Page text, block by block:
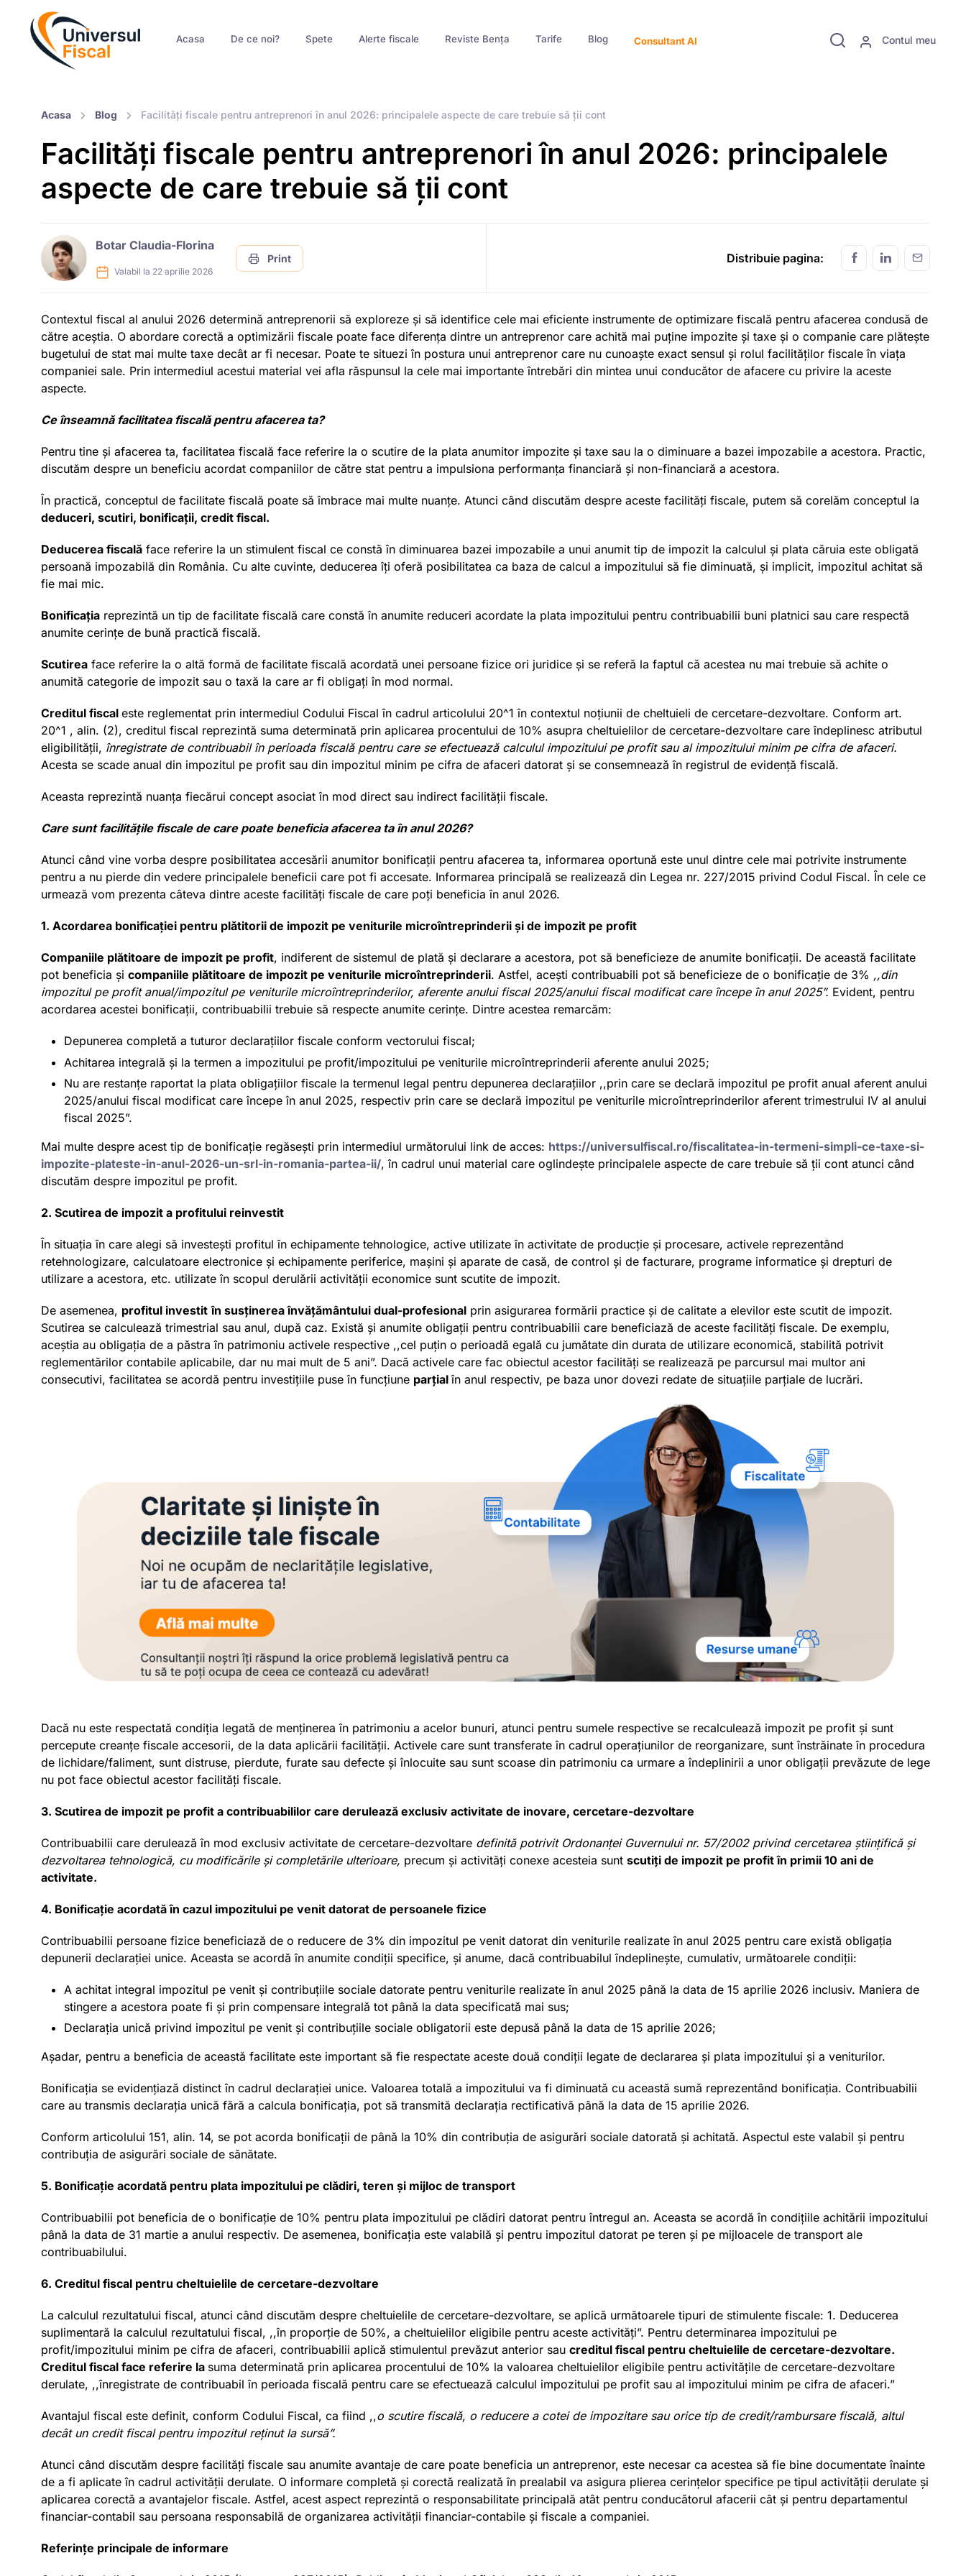
Contul meu
Acasa De ce noi? Spete Alerte fiscale Reviste Bența Tarife Blog Consultant AI
Acasa Blog Facilități fiscale pentru antreprenori în anul 2026: principalele aspecte de care trebuie să ții cont
Facilități fiscale pentru antreprenori în anul 2026: principalele
aspecte de care trebuie să ții cont
Botar Claudia-Florina
Valabil la 22 aprilie 2026
Print Distribuie pagina:
Contextul fiscal al anului 2026 determină antreprenorii să exploreze și să identifice cele mai eficiente instrumente de optimizare fiscală pentru afacerea condusă de
către aceștia. O abordare corectă a optimizării fiscale poate face diferența dintre un antreprenor care achită mai puține impozite și taxe și o companie care plătește
bugetului de stat mai multe taxe decât ar fi necesar. Poate te situezi în postura unui antreprenor care nu cunoaște exact sensul și rolul facilităților fiscale în viața
companiei sale. Prin intermediul acestui material vei afla răspunsul la cele mai importante întrebări din mintea unui conducător de afacere cu privire la aceste
aspecte.
Ce înseamnă facilitatea fiscală pentru afacerea ta?
Pentru tine și afacerea ta, facilitatea fiscală face referire la o scutire de la plata anumitor impozite și taxe sau la o diminuare a bazei impozabile a acestora. Practic,
discutăm despre un beneficiu acordat companiilor de către stat pentru a impulsiona performanța financiară și non-financiară a acestora.
În practică, conceptul de facilitate fiscală poate să îmbrace mai multe nuanțe. Atunci când discutăm despre aceste facilități fiscale, putem să corelăm conceptul la
deduceri, scutiri, bonificații, credit fiscal.
Deducerea fiscală face referire la un stimulent fiscal ce constă în diminuarea bazei impozabile a unui anumit tip de impozit la calculul și plata căruia este obligată
persoană impozabilă din România. Cu alte cuvinte, deducerea îți oferă posibilitatea ca baza de calcul a impozitului să fie diminuată, și implicit, impozitul achitat să
fie mai mic.
Bonificația reprezintă un tip de facilitate fiscală care constă în anumite reduceri acordate la plata impozitului pentru contribuabilii buni platnici sau care respectă
anumite cerințe de bună practică fiscală.
Scutirea face referire la o altă formă de facilitate fiscală acordată unei persoane fizice ori juridice și se referă la faptul că acestea nu mai trebuie să achite o
anumită categorie de impozit sau o taxă la care ar fi obligați în mod normal.
Creditul fiscal este reglementat prin intermediul Codului Fiscal în cadrul articolului 20^1 în contextul noțiunii de cheltuieli de cercetare-dezvoltare. Conform art.
20^1 , alin. (2), creditul fiscal reprezintă suma determinată prin aplicarea procentului de 10% asupra cheltuielilor de cercetare-dezvoltare care îndeplinesc atributul
eligibilității, înregistrate de contribuabil în perioada fiscală pentru care se efectuează calculul impozitului pe profit sau al impozitului minim pe cifra de afaceri.
Acesta se scade anual din impozitul pe profit sau din impozitul minim pe cifra de afaceri datorat și se consemnează în registrul de evidență fiscală.
Aceasta reprezintă nuanța fiecărui concept asociat în mod direct sau indirect facilității fiscale.
Care sunt facilitățile fiscale de care poate beneficia afacerea ta în anul 2026?
Atunci când vine vorba despre posibilitatea accesării anumitor bonificații pentru afacerea ta, informarea oportună este unul dintre cele mai potrivite instrumente
pentru a nu pierde din vedere principalele beneficii care pot fi accesate. Informarea principală se realizează din Legea nr. 227/2015 privind Codul Fiscal. În cele ce
urmează vom prezenta câteva dintre aceste facilități fiscale de care poți beneficia în anul 2026.
1. Acordarea bonificației pentru plătitorii de impozit pe veniturile microîntreprinderii și de impozit pe profit
Companiile plătitoare de impozit pe profit, indiferent de sistemul de plată și declarare a acestora, pot să beneficieze de anumite bonificații. De această facilitate
pot beneficia și companiile plătitoare de impozit pe veniturile microîntreprinderii. Astfel, acești contribuabili pot să beneficieze de o bonificație de 3% ,,din
impozitul pe profit anual/impozitul pe veniturile microîntreprinderilor, aferente anului fiscal 2025/anului fiscal modificat care începe în anul 2025”. Evident, pentru
acordarea acestei bonificații, contribuabilii trebuie să respecte anumite cerințe. Dintre acestea remarcăm:
Depunerea completă a tuturor declarațiilor fiscale conform vectorului fiscal;
Achitarea integrală și la termen a impozitului pe profit/impozitului pe veniturile microîntreprinderii aferente anului 2025;
Nu are restanțe raportat la plata obligațiilor fiscale la termenul legal pentru depunerea declarațiilor ,,prin care se declară impozitul pe profit anual aferent anului
2025/anului fiscal modificat care începe în anul 2025, respectiv prin care se declară impozitul pe veniturile microîntreprinderilor aferent trimestrului IV al anului
fiscal 2025”.
Mai multe despre acest tip de bonificație regăsești prin intermediul următorului link de acces: https://universulfiscal.ro/fiscalitatea-in-termeni-simpli-ce-taxe-si-
impozite-plateste-in-anul-2026-un-srl-in-romania-partea-ii/, în cadrul unui material care oglindește principalele aspecte de care trebuie să ții cont atunci când
discutăm despre impozitul pe profit.
2. Scutirea de impozit a profitului reinvestit
În situația în care alegi să investești profitul în echipamente tehnologice, active utilizate în activitate de producție și procesare, activele reprezentând
retehnologizare, calculatoare electronice și echipamente periferice, mașini și aparate de casă, de control și de facturare, programe informatice și drepturi de
utilizare a acestora, etc. utilizate în scopul derulării activității economice sunt scutite de impozit.
De asemenea, profitul investit în susținerea învățământului dual-profesional prin asigurarea formării practice și de calitate a elevilor este scutit de impozit.
Scutirea se calculează trimestrial sau anul, după caz. Există și anumite obligații pentru contribuabilii care beneficiază de aceste facilități fiscale. De exemplu,
aceștia au obligația de a păstra în patrimoniu activele respective ,,cel puțin o perioadă egală cu jumătate din durata de utilizare economică, stabilită potrivit
reglementărilor contabile aplicabile, dar nu mai mult de 5 ani”. Dacă activele care fac obiectul acestor facilități se realizează pe parcursul mai multor ani
consecutivi, facilitatea se acordă pentru investițiile puse în funcțiune parțialîn anul respectiv, pe baza unor dovezi redate de situațiile parțiale de lucrări.
Dacă nu este respectată condiția legată de menținerea în patrimoniu a acelor bunuri, atunci pentru sumele respective se recalculează impozit pe profit și sunt
percepute creanțe fiscale accesorii, de la data aplicării facilității. Activele care sunt transferate în cadrul operațiunilor de reorganizare, sunt înstrăinate în procedura
de lichidare/faliment, sunt distruse, pierdute, furate sau defecte și înlocuite sau sunt scoase din patrimoniu ca urmare a îndeplinirii a unor obligații prevăzute de lege
nu pot face obiectul acestor facilități fiscale.
3. Scutirea de impozit pe profit a contribuabililor care derulează exclusiv activitate de inovare, cercetare-dezvoltare
Contribuabilii care derulează în mod exclusiv activitate de cercetare-dezvoltare definită potrivit Ordonanței Guvernului nr. 57/2002 privind cercetarea științifică și
dezvoltarea tehnologică, cu modificările și completările ulterioare, precum și activități conexe acesteia sunt scutiți de impozit pe profit în primii 10 ani de
activitate.
4. Bonificație acordată în cazul impozitului pe venit datorat de persoanele fizice
Contribuabilii persoane fizice beneficiază de o reducere de 3% din impozitul pe venit datorat din veniturile realizate în anul 2025 pentru care există obligația
depunerii declarației unice. Aceasta se acordă în anumite condiții specifice, și anume, dacă contribuabilul îndeplinește, cumulativ, următoarele condiții:
A achitat integral impozitul pe venit și contribuțiile sociale datorate pentru veniturile realizate în anul 2025 până la data de 15 aprilie 2026 inclusiv. Maniera de
stingere a acestora poate fi și prin compensare integrală tot până la data specificată mai sus;
Declarația unică privind impozitul pe venit și contribuțiile sociale obligatorii este depusă până la data de 15 aprilie 2026;
Așadar, pentru a beneficia de această facilitate este important să fie respectate aceste două condiții legate de declararea și plata impozitului și a veniturilor.
Bonificația se evidențiază distinct în cadrul declarației unice. Valoarea totală a impozitului va fi diminuată cu această sumă reprezentând bonificația. Contribuabilii
care au transmis declarația unică fără a calcula bonificația, pot să transmită declarația rectificativă până la data de 15 aprilie 2026.
Conform articolului 151, alin. 14, se pot acorda bonificații de până la 10% din contribuția de asigurări sociale datorată și achitată. Aspectul este valabil și pentru
contribuția de asigurări sociale de sănătate.
5. Bonificație acordată pentru plata impozitului pe clădiri, teren și mijloc de transport
Contribuabilii pot beneficia de o bonificație de 10% pentru plata impozitului pe clădiri datorat pentru întregul an. Aceasta se acordă în condițiile achitării impozitului
până la data de 31 martie a anului respectiv. De asemenea, bonificația este valabilă și pentru impozitul datorat pe teren și pe mijloacele de transport ale
contribuabilului.
6. Creditul fiscal pentru cheltuielile de cercetare-dezvoltare
La calculul rezultatului fiscal, atunci când discutăm despre cheltuielile de cercetare-dezvoltare, se aplică următoarele tipuri de stimulente fiscale: 1. Deducerea
suplimentară la calculul rezultatului fiscal, ,,în proporție de 50%, a cheltuielilor eligibile pentru aceste activități”. Pentru determinarea impozitului pe
profit/impozitului minim pe cifra de afaceri, contribuabilii aplică stimulentul prevăzut anterior sau creditul fiscal pentru cheltuielile de cercetare-dezvoltare.
Creditul fiscal face referire la suma determinată prin aplicarea procentului de 10% la valoarea cheltuielilor eligibile pentru activitățile de cercetare-dezvoltare
derulate, ,,înregistrate de contribuabil în perioada fiscală pentru care se efectuează calculul impozitului pe profit sau al impozitului minim pe cifra de afaceri.”
Avantajul fiscal este definit, conform Codului Fiscal, ca fiind ,,o scutire fiscală, o reducere a cotei de impozitare sau orice tip de credit/rambursare fiscală, altul
decât un credit fiscal pentru impozitul reținut la sursă”.
Atunci când discutăm despre facilități fiscale sau anumite avantaje de care poate beneficia un antreprenor, este necesar ca acestea să fie bine documentate înainte
de a fi aplicate în cadrul activității derulate. O informare completă și corectă realizată în prealabil va asigura plierea cerințelor specifice pe tipul activității derulate și
aplicarea corectă a avantajelor fiscale. Astfel, acest aspect reprezintă o responsabilitate principală atât pentru conducătorul afacerii cât și pentru departamentul
financiar-contabil sau persoana responsabilă de organizarea activității financiar-contabile și fiscale a companiei.
Referințe principale de informare